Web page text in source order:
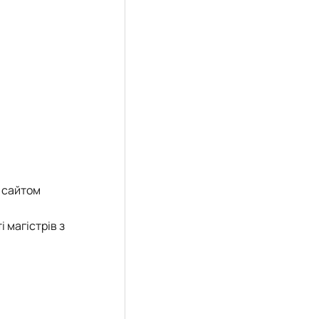
сайтом
з